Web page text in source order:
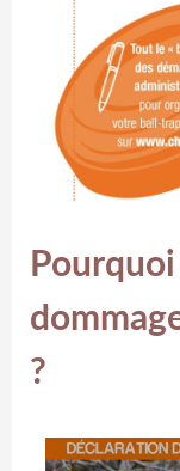
?